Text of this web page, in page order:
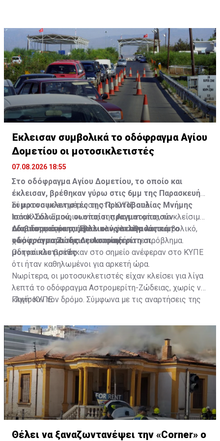
Έκλεισαν συμβολικά το οδόφραγμα Αγίου
Δομετίου οι μοτοσικλετιστές
07.08.2026 18:55
Στο οδόφραγμα Αγίου Δομετίου, το οποίο και
έκλεισαν, βρέθηκαν γύρω στις 6μμ της Παρασκευής
οι μοτοσυκλετιστές της Πρωτοβουλίας Μνήμης
Ισάακ-Σολωμού, οι οποίοι πραγματοποιούν
οδοιπορικό σε συμβολικούς σταθμούς και
οδοφράγματα της Λευκωσίας.
Σύμφωνα με ενημέρωση στο ΚΥΠΕ από
τον Κλάδο Επικοινωνίας της Αστυνομίας, το κλείσιμο
του οδοφράγματος ήταν ολιγόλεπτο και συμβολικό,
χωρίς να παρουσιαστεί οποιοδήποτε πρόβλημα.
Διαβάστε επίσης:Έκλεισαν για λίγα λεπτά το
οδόφραγμα Ζώδειας-Αστρομερίτη οι
μοτοσικλετιστές
Οδηγοί που βρέθηκαν στο σημείο ανέφεραν στο ΚΥΠΕ
ότι ήταν καθηλωμένοι για αρκετή ώρα.
Νωρίτερα, οι μοτοσυκλετιστές είχαν κλείσει για λίγα
λεπτά το οδόφραγμα Αστρομερίτη-Ζώδειας, χωρίς να
κλείσουν τον δρόμο. Σύμφωνα με τις αναρτήσεις της
τους, οι μοτοσυκλετιστές έκαναν στάση και στον
Τύμβο Μακεδονίτισσας, πριν φτάσουν στο οδόφραγμα
Αγίου Δομετίου.
Πηγή: ΚΥΠΕ
Θέλει να ξαναζωντανέψει την «Corner» o